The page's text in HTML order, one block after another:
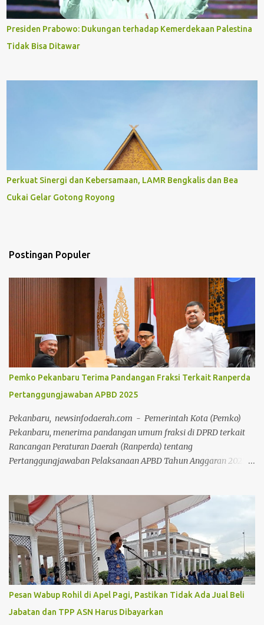
Presiden Prabowo: Dukungan terhadap Kemerdekaan Palestina
Tidak Bisa Ditawar
Perkuat Sinergi dan Kebersamaan, LAMR Bengkalis dan Bea
Cukai Gelar Gotong Royong
Postingan Populer
Pemko Pekanbaru Terima Pandangan Fraksi Terkait Ranperda
Pertanggungjawaban APBD 2025
Pekanbaru, newsinfodaerah.com - Pemerintah Kota (Pemko)
Pekanbaru, menerima pandangan umum fraksi di DPRD terkait
Rancangan Peraturan Daerah (Ranperda) tentang
Pertanggungjawaban Pelaksanaan APBD Tahun Anggaran 2025.
DPRD Pekanbaru, Senin (20/7/2026) siang. Rapat Paripurna
dipimpin secara langsung oleh Ketua DPRD Muhammad Isa
Lahamid, didampingi Wakil Ketua II Muhammad Dikky Suryadi
Khusaini dan Plh Sekdako Pekanbaru Masykur Tarmizi. Usai
paripurna, Masykur Tarmizi menyebutkan bahwa pandangan
umum dari fraksi di DPRD bersifat saran dan masukan bagi
Pemko Pekanbaru untuk keperluan perbaikan pengelolaan APBD
ke depannya. "Mulai dari perencanaan, penganggaran,
pelaksanaan, hingga pertanggungjawaban (APBD)," ungkapnya.
Pesan Wabup Rohil di Apel Pagi, Pastikan Tidak Ada Jual Beli
Jabatan dan TPP ASN Harus Dibayarkan